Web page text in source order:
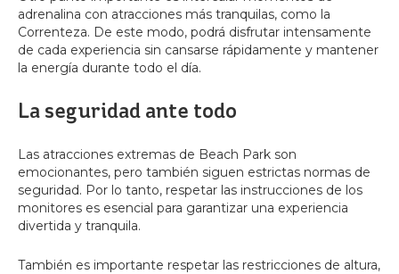
adrenalina con atracciones más tranquilas, como la
Correnteza. De este modo, podrá disfrutar intensamente
de cada experiencia sin cansarse rápidamente y mantener
la energía durante todo el día.
La seguridad ante todo
Las atracciones extremas de Beach Park son
emocionantes, pero también siguen estrictas normas de
seguridad. Por lo tanto, respetar las instrucciones de los
monitores es esencial para garantizar una experiencia
divertida y tranquila.
También es importante respetar las restricciones de altura,